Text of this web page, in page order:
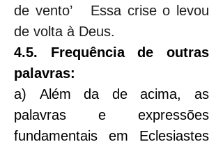
de vento’   Essa crise o levou
de volta à Deus.
4.5. Frequência de outras
palavras:
a) Além da de acima, as
palavras e expressões
fundamentais em Eclesiastes